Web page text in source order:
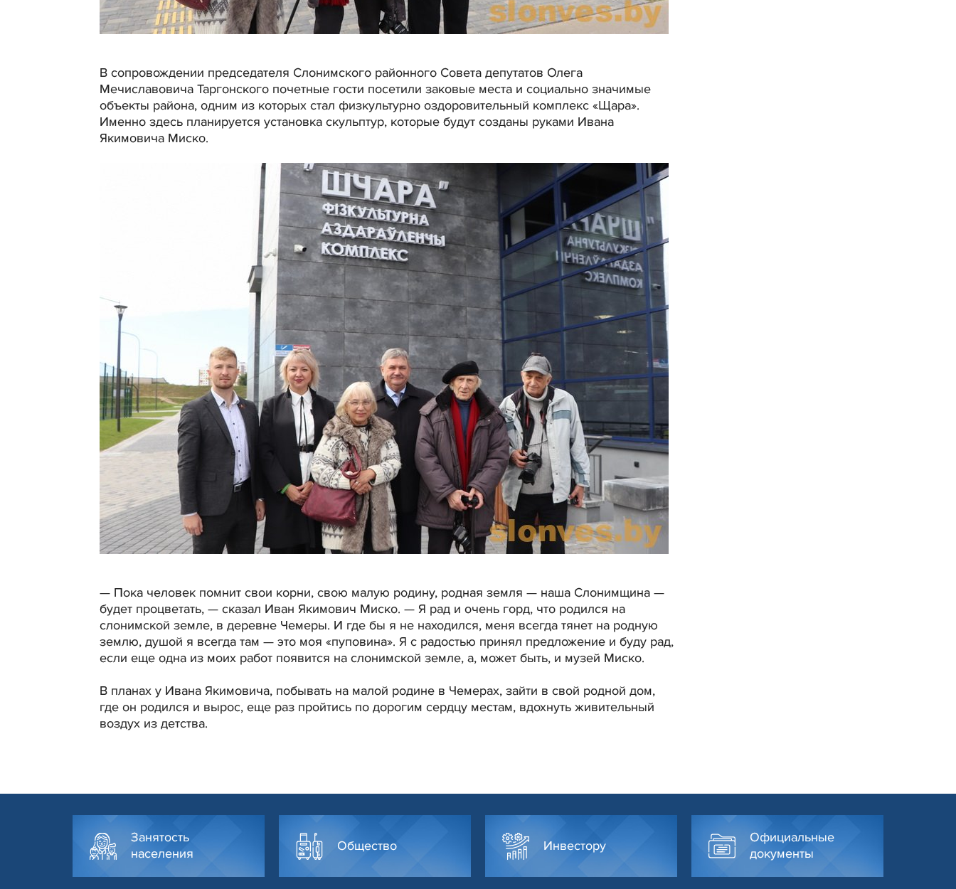
В сопровождении председателя Слонимского районного Совета депутатов Олега
Мечиславовича Таргонского почетные гости посетили заковые места и социально значимые
объекты района, одним из которых стал физкультурно оздоровительный комплекс «Щара».
Именно здесь планируется установка скульптур, которые будут созданы руками Ивана
Якимовича Миско.
— Пока человек помнит свои корни, свою малую родину, родная земля — наша Слонимщина —
будет процветать, — сказал Иван Якимович Миско. — Я рад и очень горд, что родился на
слонимской земле, в деревне Чемеры. И где бы я не находился, меня всегда тянет на родную
землю, душой я всегда там — это моя «пуповина». Я с радостью принял предложение и буду рад,
если еще одна из моих работ появится на слонимской земле, а, может быть, и музей Миско.
В планах у Ивана Якимовича, побывать на малой родине в Чемерах, зайти в свой родной дом,
где он родился и вырос, еще раз пройтись по дорогим сердцу местам, вдохнуть живительный
воздух из детства.
Занятость
населения
Общество Инвестору
Официальные
документы